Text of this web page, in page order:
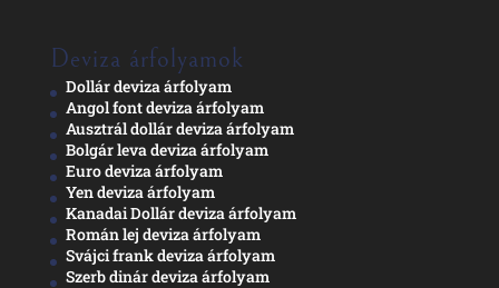
Deviza árfolyamok
Dollár deviza árfolyam
Angol font deviza árfolyam
Ausztrál dollár deviza árfolyam
Bolgár leva deviza árfolyam
Euro deviza árfolyam
Yen deviza árfolyam
Kanadai Dollár deviza árfolyam
Román lej deviza árfolyam
Svájci frank deviza árfolyam
Szerb dinár deviza árfolyam